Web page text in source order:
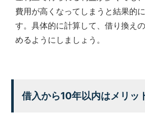
費用が高くなってしまうと結果的
す。具体的に計算して、借り換え
めるようにしましょう。
借入から10年以内はメリッ